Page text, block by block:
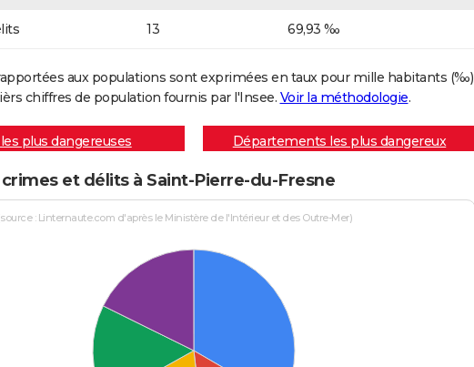
13 69,93 ‰
aux populations sont exprimées en taux pour mille habitants (‰)
chiffres de population fournis par l'Insee. Voir la méthodologie.
plus dangereuses Départements les plus dangereux
et délits à Saint-Pierre-du-Fresne
: Linternaute.com d'après le Ministère de l'Intérieur et des Outre-Mer)